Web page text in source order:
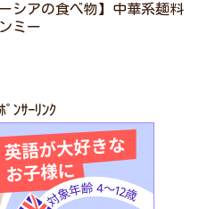
ーシアの食べ物】中華系麺料
ミー
ﾟﾝｻｰﾘﾝｸ